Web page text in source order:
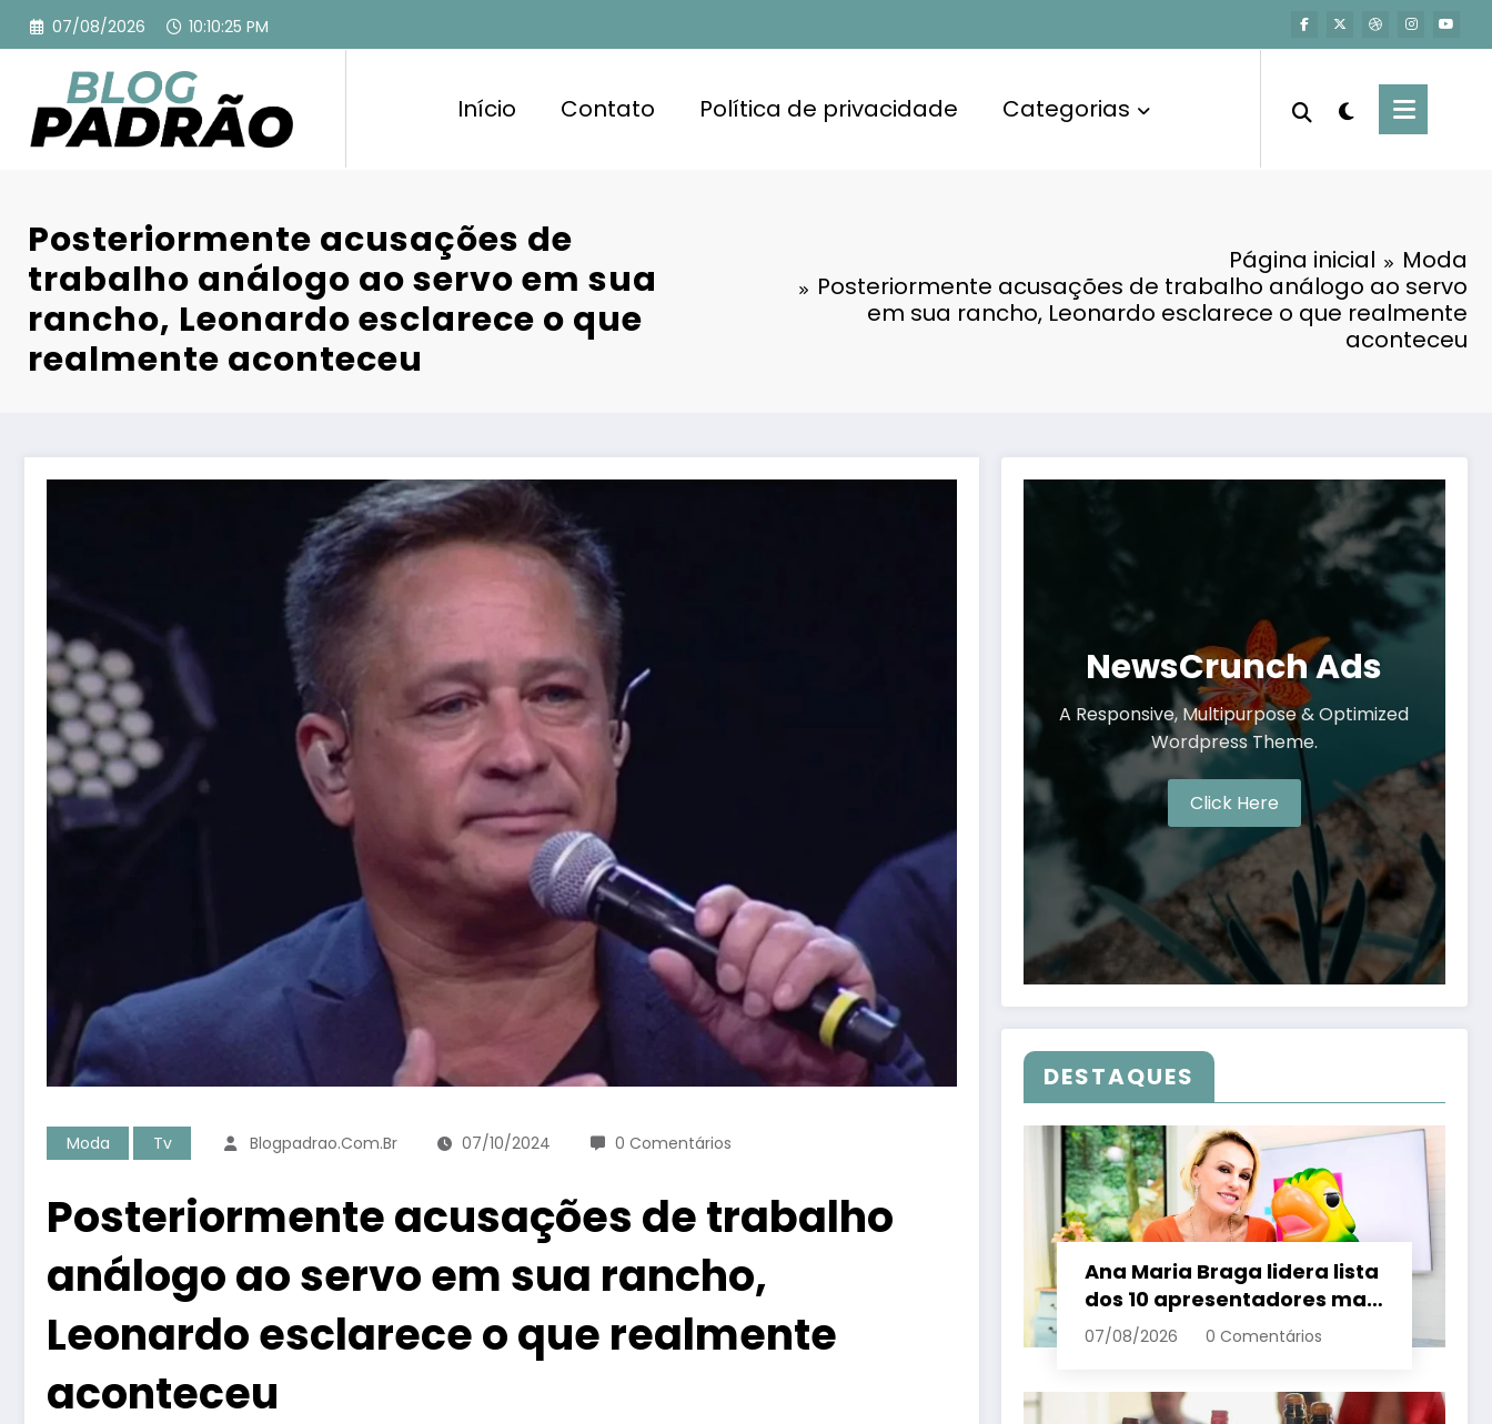
Pular
para
conteúdo
07/08/2026 10:10:26 PM
Início Contato Política de privacidade Categorias
Posteriormente acusações de
trabalho análogo ao servo em sua
rancho, Leonardo esclarece o que
realmente aconteceu
Página inicial
Moda
Posteriormente acusações de trabalho análogo ao servo
em sua rancho, Leonardo esclarece o que realmente
aconteceu
Moda Tv Blogpadrao.com.br 07/10/2024 0 Comentários
Posteriormente acusações de trabalho
análogo ao servo em sua rancho,
Leonardo esclarece o que realmente
aconteceu
NewsCrunch Ads
A Responsive, Multipurpose & Optimized
Wordpress Theme.
Click Here
DESTAQUES
Ana Maria Braga lidera lista
dos 10 apresentadores mais
queridos da TV; veja
07/08/2026 0 Comentários